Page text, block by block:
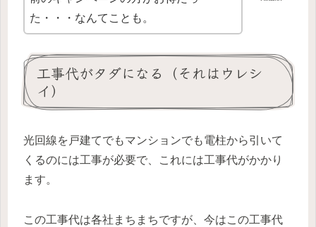
た・・・なんてことも。
工事代がタダになる（それはウレシ
イ）
光回線を戸建てでもマンションでも電柱から引いて
くるのには工事が必要で、これには工事代がかかり
ます。
この工事代は各社まちまちですが、今はこの工事代